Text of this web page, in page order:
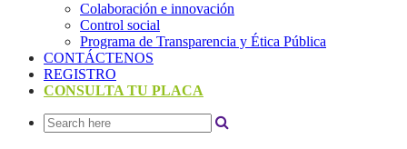
Colaboración e innovación
Control social
Programa de Transparencia y Ética Pública
CONTÁCTENOS
REGISTRO
CONSULTA TU PLACA